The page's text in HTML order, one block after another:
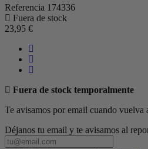
Referencia 174336
Fuera de stock
23,95 €
Fuera de stock temporalmente
Te avisamos por email cuando vuelva
Déjanos tu email y te avisamos al